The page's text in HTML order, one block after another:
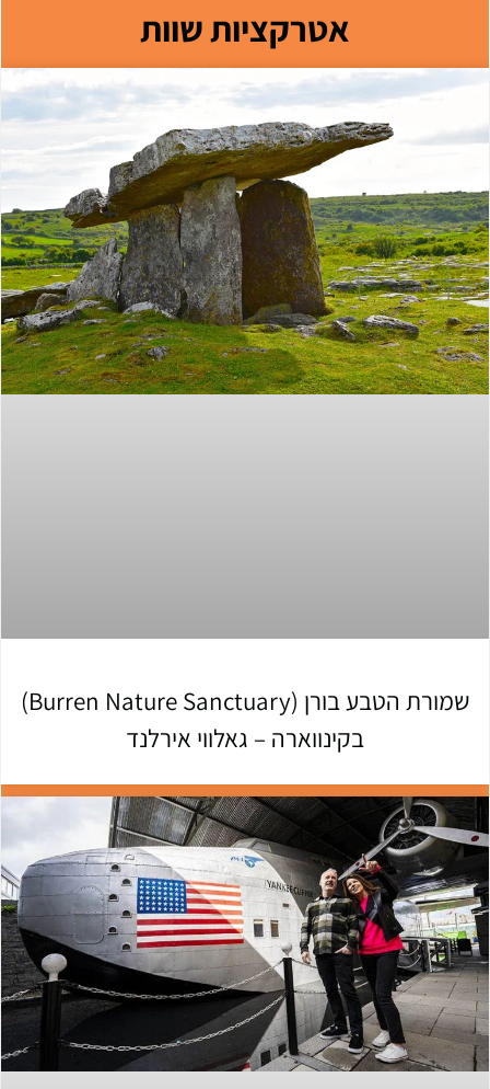
אטרקציות שוות
שמורת הטבע בורן (Burren Nature Sanctuary)
בקינווארה – גאלווי אירלנד